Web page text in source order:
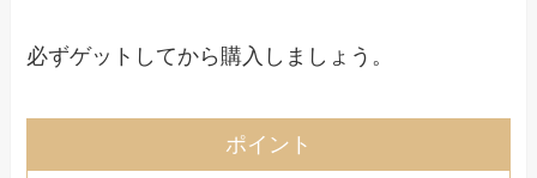
必ずゲットしてから購入しましょう。
ポイント